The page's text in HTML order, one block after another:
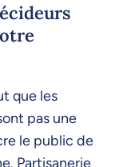
que les
pas une
le public de
Partisanerie